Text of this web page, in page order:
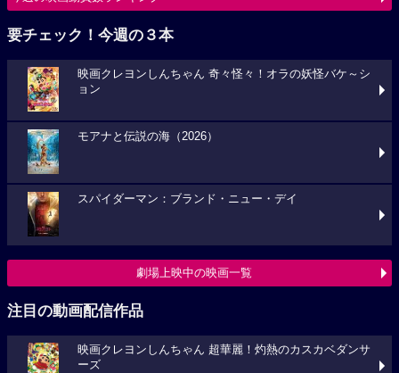
要チェック！今週の３本
映画クレヨンしんちゃん 奇々怪々！オラの妖怪バケ～シ
ョン
モアナと伝説の海（2026）
スパイダーマン：ブランド・ニュー・デイ
劇場上映中の映画一覧
注目の動画配信作品
映画クレヨンしんちゃん 超華麗！灼熱のカスカベダンサ
ーズ